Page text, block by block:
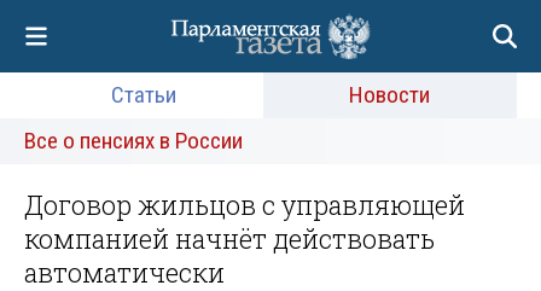
Статьи
Новости
Все о пенсиях в России
Договор жильцов с управляющей
компанией начнёт действовать
автоматически